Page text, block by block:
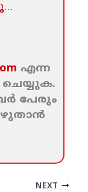
എന്ന
പേരും
NEXT